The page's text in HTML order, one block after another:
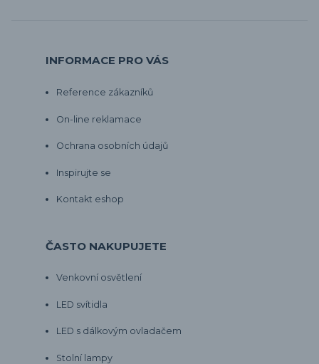
INFORMACE PRO VÁS
Reference zákazníků
On-line reklamace
Ochrana osobních údajů
Inspirujte se
Kontakt eshop
ČASTO NAKUPUJETE
Venkovní osvětlení
LED svítidla
LED s dálkovým ovladačem
Stolní lampy